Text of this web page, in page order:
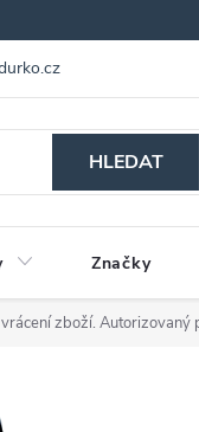
Obchodní podmínky
HLEDAT
Značky
zboží. Autorizovaný